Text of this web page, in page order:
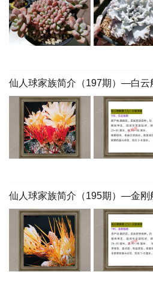
仙人球家族简介（197期）—白云
仙人球家族简介（195期）—金刚